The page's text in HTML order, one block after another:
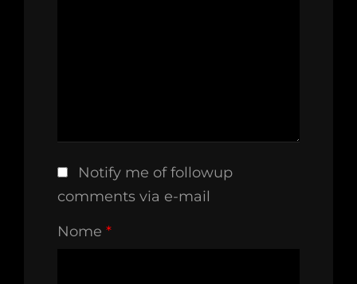
Notify me of followup
comments via e-mail
Nome *